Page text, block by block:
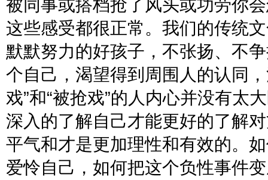
被同事或搭档抢了风头或功劳你
这些感受都很正常。我们的传统
默默努力的好孩子，不张扬、不
个自己，渴望得到周围人的认同
戏”和“被抢戏”的人内心并没有太
深入的了解自己才能更好的了解
平气和才是更加理性和有效的。
爱怜自己，如何把这个负性事件